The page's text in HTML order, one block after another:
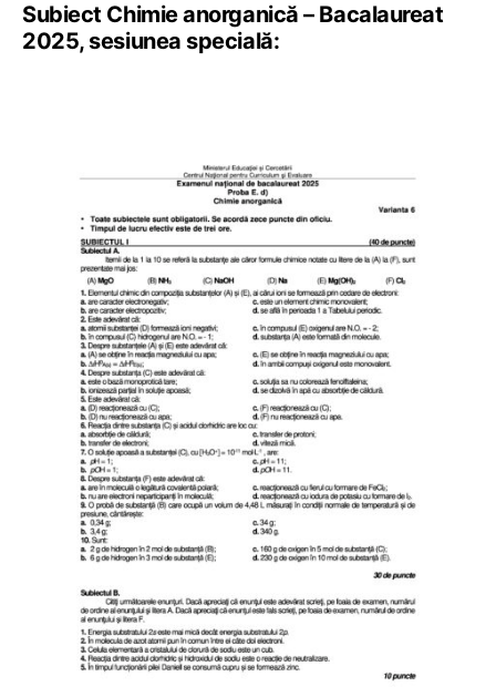
Subiect Chimie anorganică – Bacalaureat
2025, sesiunea specială: